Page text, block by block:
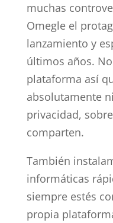
muchas
Omegle el
lanzamiento y
últimos años.
plataforma así
absolutamente
privacidad,
comparten.
También
informáticas
siempre estés
propia